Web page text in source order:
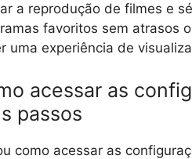
a reprodução de filmes e
favoritos sem atrasos
uma experiência de
acessar as
passos
como acessar as